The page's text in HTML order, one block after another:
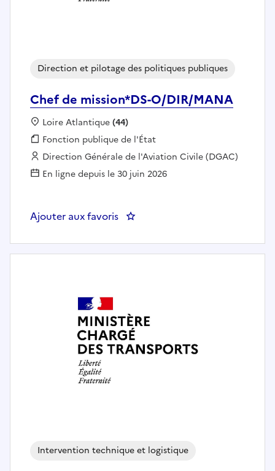
Chef de mission*DS-O/DIR/MANA
Direction et pilotage des politiques publiques
Localisation :
Loire Atlantique(44)
Fonction publique :
Fonction publique de l'État
Employeur :
Direction Générale de l'Aviation Civile (DGAC)
En ligne depuis le 30 juin 2026
Ajouter aux favoris : Chef de mission*DS-O/DIR/
Intervention technique et logistique